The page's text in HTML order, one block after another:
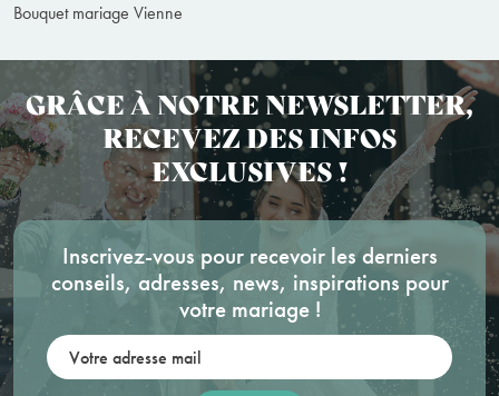
Bouquet mariage Vienne
GRÂCE À NOTRE NEWSLETTER,
RECEVEZ DES INFOS
EXCLUSIVES !
Inscrivez-vous pour recevoir les derniers
conseils, adresses, news, inspirations pour
votre mariage !